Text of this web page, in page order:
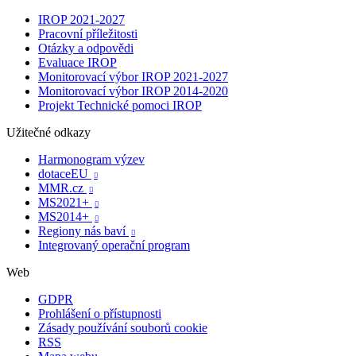
IROP 2021-2027
Pracovní příležitosti
Otázky a odpovědi
Evaluace IROP
Monitorovací výbor IROP 2021-2027
Monitorovací výbor IROP 2014-2020
Projekt Technické pomoci IROP
Užitečné odkazy
Harmonogram výzev
dotaceEU

MMR.cz 
MS2021+ 
MS2014+ 
Regiony nás baví 
Integrovaný operační program
Web
GDPR
Prohlášení o přístupnosti
Zásady používání souborů cookie
RSS